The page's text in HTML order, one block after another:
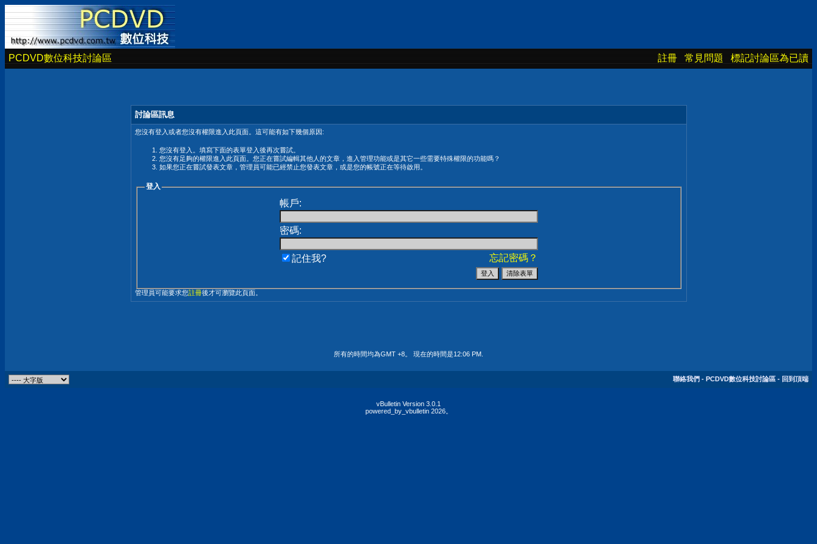
PCDVD數位科技討論區 註冊 常見問題 標記討論區為已讀
討論區訊息
您沒有登入或者您沒有權限進入此頁面。這可能有如下幾個原因:
您沒有登入。填寫下面的表單登入後再次嘗試。
您沒有足夠的權限進入此頁面。您正在嘗試編輯其他人的文章，進入管理功能或是其它一些需要特殊權限的功能嗎？
如果您正在嘗試發表文章，管理員可能已經禁止您發表文章，或是您的帳號正在等待啟用。
登入
帳戶:
密碼:
忘記密碼？
記住我?
管理員可能要求您註冊後才可瀏覽此頁面。
所有的時間均為GMT +8。 現在的時間是12:06 PM
聯絡我們 - PCDVD數位科技討論區 - 回到頂端
vBulletin Version 3.0.1
powered_by_vbulletin 2026。